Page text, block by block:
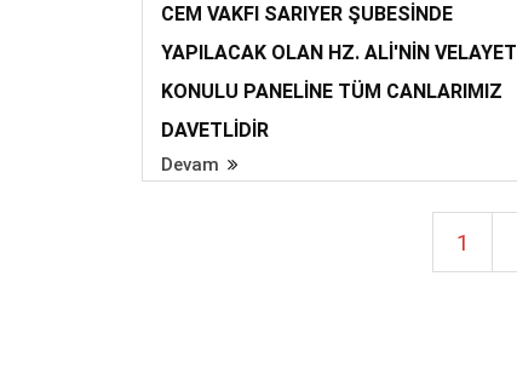
CEM VAKFI SARIYER ŞUBESİNDE
YAPILACAK OLAN HZ. ALİ'NİN VELAYETİ
KONULU PANELİNE TÜM CANLARIMIZ
DAVETLİDİR
Devam
1